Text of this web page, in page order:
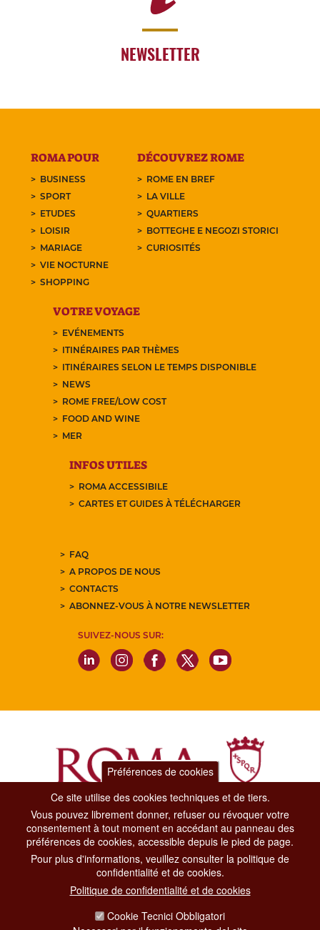
NEWSLETTER
ROMA POUR
BUSINESS
SPORT
ETUDES
LOISIR
MARIAGE
VIE NOCTURNE
SHOPPING
DÉCOUVREZ ROME
ROME EN BREF
LA VILLE
QUARTIERS
BOTTEGHE E NEGOZI STORICI
CURIOSITÉS
VOTRE VOYAGE
EVÉNEMENTS
ITINÉRAIRES PAR THÈMES
ITINÉRAIRES SELON LE TEMPS DISPONIBLE
NEWS
ROME FREE/LOW COST
FOOD AND WINE
MER
INFOS UTILES
ROMA ACCESSIBILE
CARTES ET GUIDES À TÉLÉCHARGER
FAQ
A PROPOS DE NOUS
CONTACTS
ABONNEZ-VOUS À NOTRE NEWSLETTER
SUIVEZ-NOUS SUR:
Dipartimento Grandi Eventi, Sport, Turismo e Moda.
Via di San Basilio, 51
00187 Roma
CONTACT CENTER TEL. 06 06 08
CONTATTA LA REDAZIONE
Préférences de cookies
Ce site utilise des cookies techniques et de tiers.
Vous pouvez librement donner, refuser ou révoquer votre
consentement à tout moment en accédant au panneau des
préférences de cookies, accessible depuis le pied de page.
Pour plus d'informations, veuillez consulter la politique de
confidentialité et de cookies.
Politique de confidentialité et de cookies
Cookie Tecnici Obbligatori